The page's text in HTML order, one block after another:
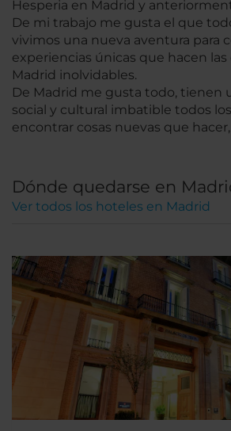
Hesperia en Madrid y
De mi trabajo me gusta el que
vivimos una nueva aventura para
experiencias únicas que hacen las
Madrid inolvidables.
De Madrid me gusta todo, tienen
social y cultural imbatible todos
encontrar cosas nuevas que
Dónde quedarse en
Ver todos los hoteles en Madrid